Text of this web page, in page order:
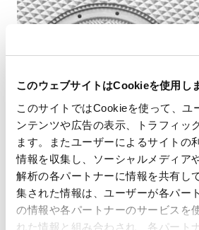
このウェブサイトはCookieを使用し
このサイトではCookieを使って、ユ
ンテンツや広告の表示、トラフィッ
ます。またユーザーによるサイトの
情報を収集し、ソーシャルメディア
解析の各パートナーに情報を共有し
集された情報は、ユーザーが各パー
の情報や各パートナーのサービスを
れた情報と組み合わされ、各パート